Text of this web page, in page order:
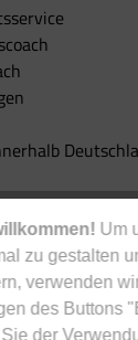
Um
zu gestalten
verwenden
des Buttons
der